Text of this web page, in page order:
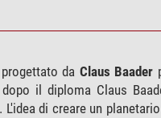
da Claus Baader
il diploma Claus
di creare un